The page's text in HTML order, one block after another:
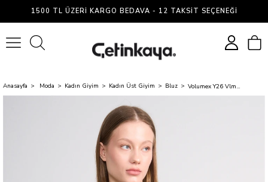
1500 TL ÜZERI KARGO BEDAVA - 12 TAKSIT SEÇENEĞI
Anasayfa Moda Kadın Giyim Kadın Üst Giyim Bluz Volumex Y26 Vlmb-69 Siyah Kadın Tek Omuz Açık Ip Askılı Bluz Xs-L